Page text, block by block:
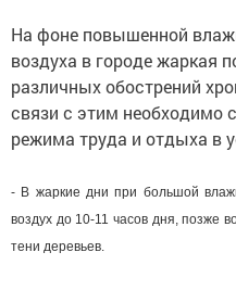
На фоне повышенной
воздуха в городе жаркая
различных обострений
связи с этим необходимо
режима труда и отдыха в
- В жаркие дни при большой
воздух до 10-11 часов дня, позже
тени деревьев.